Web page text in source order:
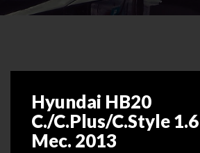
Hyundai HB20
C./C.Plus/C.Style
Mec. 2013